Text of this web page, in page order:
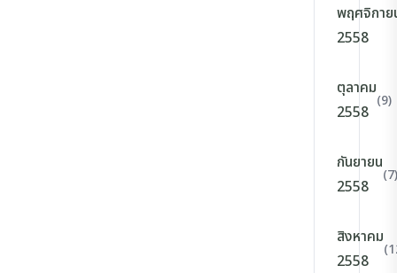
พฤศจิกาย
2558
ตุลาคม
2558
(9)
กันยายน
2558
(7)
สิงหาคม
2558